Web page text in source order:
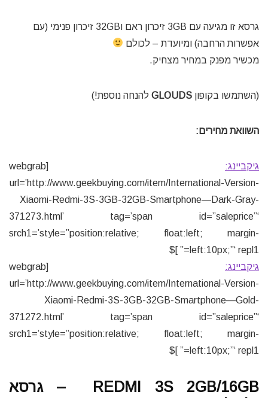
גרסא זו מגיעה עם 3GB זיכרון ראם ו32GB זיכרון פנימי (עם
אפשרות הרחבה) ומיועדת – לכולם
מכשיר מפנק במחיר מצחיק.
(השתמשו בקופון GLOUDS להנחה נוספת!)
השוואת מחירים:
גיקביינג:
[webgrab
url=’http://www.geekbuying.com/item/International-Version-
Xiaomi-Redmi-3S-3GB-32GB-Smartphone—Dark-Gray-
371273.html’ tag=’span id=”saleprice”‘
srch1=’style=”position:relative; float:left; margin-
left:10px;”‘ repl1=” ]$
גיקביינג:
[webgrab
url=’http://www.geekbuying.com/item/International-Version-
Xiaomi-Redmi-3S-3GB-32GB-Smartphone—Gold-
371272.html’ tag=’span id=”saleprice”‘
srch1=’style=”position:relative; float:left; margin-
left:10px;”‘ repl1=” ]$
REDMI 3S 2GB/16GB – גרסא